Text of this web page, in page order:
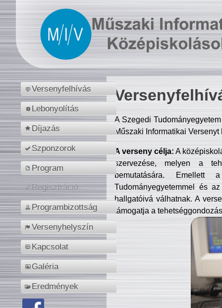
Versenyfelhívás
Lebonyolítás
Díjazás
Szponzorok
Program
Regisztráció
Programbizottság
Versenyhelyszín
Kapcsolat
Galéria
Eredmények
A Szegedi
Műszaki Informatikai
A verseny célja: A
szervezése, melyen a
bemutatására. Emellett
Tudományegyetemmel és
hallgatóivá válhatnak. A
támogatja a